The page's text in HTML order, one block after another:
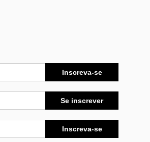
Inscreva-se
Se inscrever
Inscreva-se